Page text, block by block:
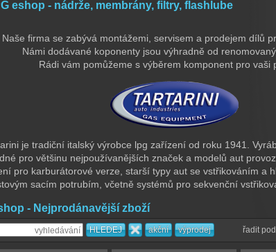
eshop - nádrže, membrány, filtry, flashlube
Naše firma se zabývá montážemi, servisem a prodejem dílů
Námi dodávané koponenty jsou výhradně od
Rádi vám pomůžeme s výběrem komponent pro vaši
je tradiční italský výrobce lpg zařízení od roku 1941.
pro většinu nejpoužívanějších značek a modelů aut
pro karburátorové verze, starší typy aut se vstřikováním a
sacím potrubím, včetně systémů pro sekvenční
- Nejprodánavější zboží
řadit